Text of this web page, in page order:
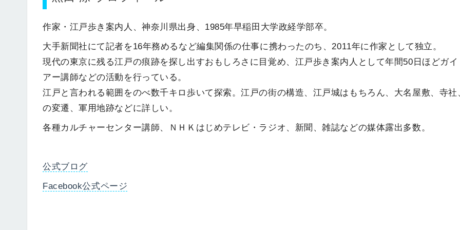
作家・江戸歩き案内人、神奈川県出身、1985年早稲田大学政経学部卒。
大手新聞社にて記者を16年務めるなど編集関係の仕事に携わったのち、2011年に作家として独立。
現代の東京に残る江戸の痕跡を探し出すおもしろさに目覚め、江戸歩き案内人として年間50日ほどガイ
アー講師などの活動を行っている。
江戸と言われる範囲をのべ数千キロ歩いて探索。江戸の街の構造、江戸城はもちろん、大名屋敷、寺社
の変遷、軍用地跡などに詳しい。
各種カルチャーセンター講師、ＮＨＫはじめテレビ・ラジオ、新聞、雑誌などの媒体露出多数。
公式ブログ
Facebook公式ページ